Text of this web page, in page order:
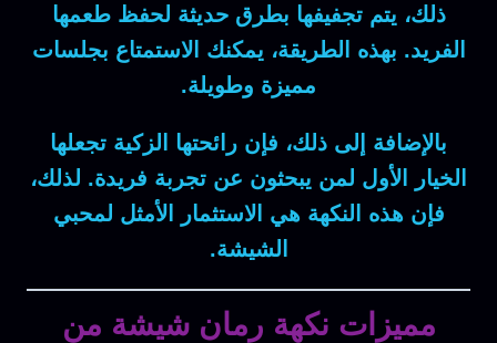
ذلك، يتمتجفيفها بطرق حديثة لحفظ طعمها
الفريد. بهذه الطريقة، يمكنك الاستمتاع بجلسات
مميزة وطويلة.
بالإضافة إلى ذلك، فإن رائحتها الزكية تجعلها
الخيار الأول لمن يبحثون عن تجربة فريدة. لذلك،
فإنهذه النكهة هي الاستثمار الأمثل لمحبي
الشيشة.
مميزات نكهة رمان شيشة من